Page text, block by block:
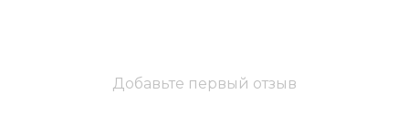
Добавьте первый отзыв